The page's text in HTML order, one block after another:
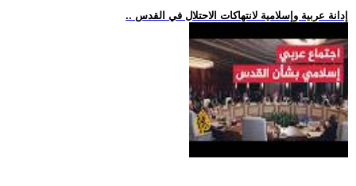
.. إدانة عربية وإسلامية لانتهاكات الاحتلال في القدس